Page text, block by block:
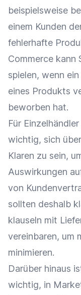
beispielsweise
einem Kunden
fehlerhafte
Commerce kann
spielen, wenn ein
eines Produkts
beworben hat.
Für Einzelhändler
wichtig, sich
Klaren zu sein,
Auswirkungen
von
sollten deshalb
klauseln mit
vereinbaren, um
minimieren.
Darüber hinaus
wichtig, in